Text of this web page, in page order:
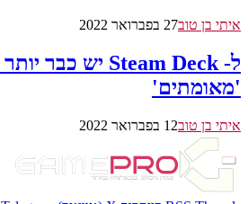
איתי בן טוב27 בפברואר 2022
'מאומתים'
איתי בן טוב12 בפברואר 2022